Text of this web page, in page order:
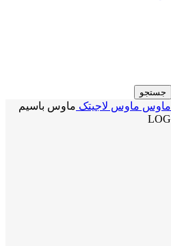
جستجو
ماوس ماوس لاجیتک ماوس باسیم